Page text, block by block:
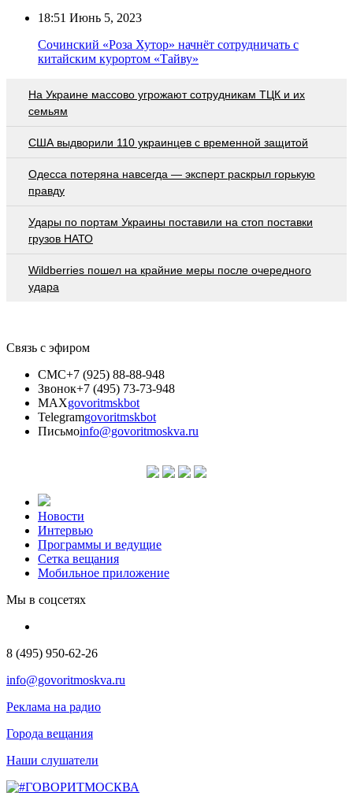
18:51 Июнь 5, 2023
Сочинский «Роза Хутор» начнёт сотрудничать с
китайским курортом «Тайву»
На Украине массово угрожают сотрудникам ТЦК и их
семьям
США выдворили 110 украинцев с временной защитой
Oдecca пoтeрянa нaвceгдa — экcпeрт рacкрыл гoрькую
прaвду
Удары по портам Украины поставили на стоп поставки
грузов НАТО
Wildberries пошел на крайние меры после очередного
удара
Связь с эфиром
СМС+7 (925) 88-88-948
Звонок+7 (495) 73-73-948
MAXgovoritmskbot
Telegramgovoritmskbot
Письмоinfo@govoritmoskva.ru
Новости
Интервью
Программы и ведущие
Сетка вещания
Мобильное приложение
Мы в соцсетях
8 (495) 950-62-26
info@govoritmoskva.ru
Реклама на радио
Города вещания
Наши слушатели